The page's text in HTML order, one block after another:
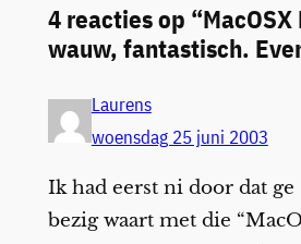
4 reacties op “MacOSX
wauw, fantastisch.
Laurens
woensdag 25 juni 2003
Ik had eerst ni door dat ge
bezig waart met die